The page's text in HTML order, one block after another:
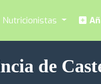
Nutricionistas
de